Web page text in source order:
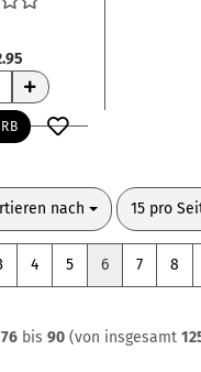
nach
nach 15 pro
pro Seite
4 5 6 7 8
76bis 90(von insgesamt